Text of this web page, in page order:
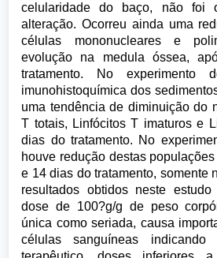
celularidade do baço, não foi
alteração. Ocorreu ainda uma
células mononucleares e
evolução na medula óssea,
tratamento. No
imunohistoquímica dos
uma tendência de diminuição do
T totais, Linfócitos T imaturos e
dias do tratamento. No
houve redução destas
e 14 dias do tratamento, somente
resultados obtidos neste
dose de 100?g/g de peso
única como seriada, causa
células sanguíneas